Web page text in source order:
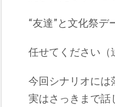
“友達”と文化祭デ
任せてください（
今回シナリオには
実はさっきまで